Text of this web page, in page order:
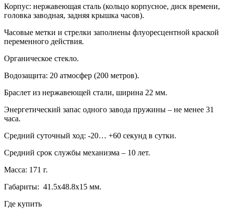
Корпус: нержавеющая сталь (кольцо корпусное, диск времени,
головка заводная, задняя крышка часов).
Часовые метки и стрелки заполнены флуоресцентной краской
переменного действия.
Органическое стекло.
Водозащита: 20 атмосфер (200 метров).
Браслет из нержавеющей стали, ширина 22 мм.
Энергетический запас одного завода пружины – не менее 31
часа.
Средний суточный ход: -20… +60 секунд в сутки.
Средний срок службы механизма – 10 лет.
Масса: 171 г.
Габариты: 41.5х48.8х15 мм.
Где купить